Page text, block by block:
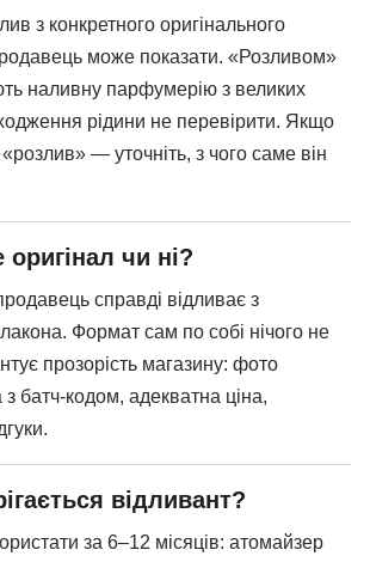
з конкретного оригінального
може показати. «Розливом»
наливну парфумерію з великих
рідини не перевірити. Якщо
— уточніть, з чого саме він
чи ні?
справді відливає з
Формат сам по собі нічого не
прозорість магазину: фото
батч-кодом, адекватна ціна,
відливант?
за 6–12 місяців: атомайзер